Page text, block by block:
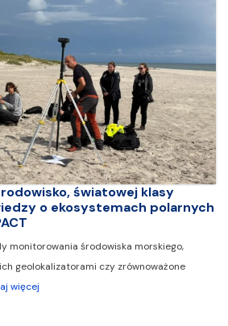
światowej klasy
o ekosystemach polarnych
monitorowania środowiska morskiego,
geolokalizatorami czy zrównoważone
więcej